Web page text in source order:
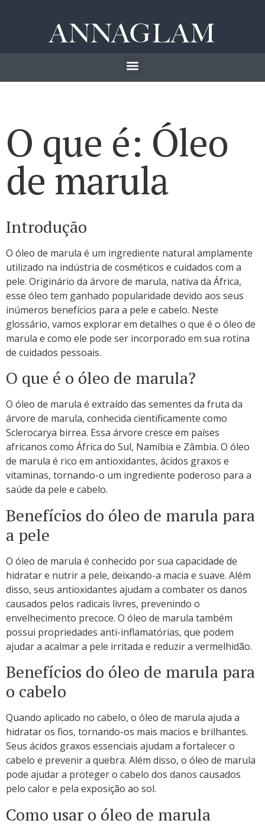
O que é: Óleo
de marula
Introdução
O óleo de marula é um ingrediente natural amplamente
utilizado na indústria de cosméticos e cuidados com a
pele. Originário da árvore de marula, nativa da África,
esse óleo tem ganhado popularidade devido aos seus
inúmeros benefícios para a pele e cabelo. Neste
glossário, vamos explorar em detalhes o que é o óleo de
marula e como ele pode ser incorporado em sua rotina
de cuidados pessoais.
O que é o óleo de marula?
O óleo de marula é extraído das sementes da fruta da
árvore de marula, conhecida cientificamente como
Sclerocarya birrea. Essa árvore cresce em países
africanos como África do Sul, Namíbia e Zâmbia. O óleo
de marula é rico em antioxidantes, ácidos graxos e
vitaminas, tornando-o um ingrediente poderoso para a
saúde da pele e cabelo.
Benefícios do óleo de marula para
a pele
O óleo de marula é conhecido por sua capacidade de
hidratar e nutrir a pele, deixando-a macia e suave. Além
disso, seus antioxidantes ajudam a combater os danos
causados pelos radicais livres, prevenindo o
envelhecimento precoce. O óleo de marula também
possui propriedades anti-inflamatórias, que podem
ajudar a acalmar a pele irritada e reduzir a vermelhidão.
Benefícios do óleo de marula para
o cabelo
Quando aplicado no cabelo, o óleo de marula ajuda a
hidratar os fios, tornando-os mais macios e brilhantes.
Seus ácidos graxos essenciais ajudam a fortalecer o
cabelo e prevenir a quebra. Além disso, o óleo de marula
pode ajudar a proteger o cabelo dos danos causados
pelo calor e pela exposição ao sol.
Como usar o óleo de marula